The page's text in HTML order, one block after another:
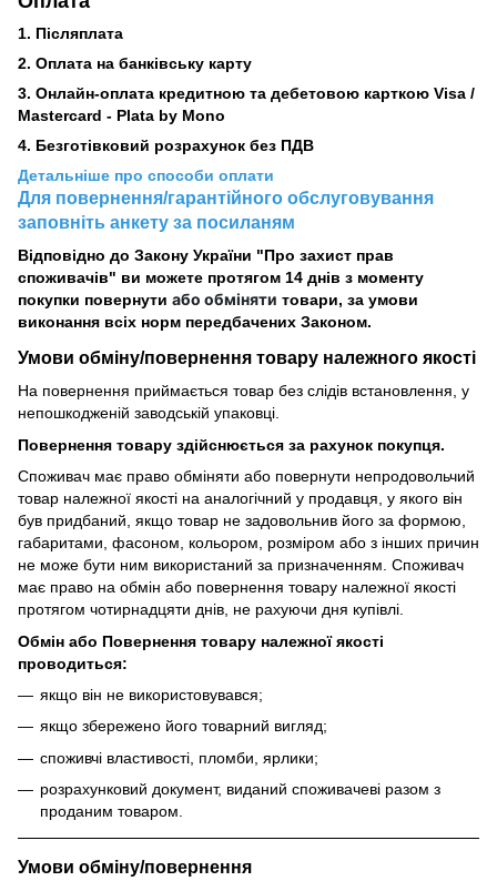
1. Післяплата
2. Оплата на банківську карту
3. Онлайн-оплата кредитною та дебетовою карткою Visa /
Mastercard - Plata by Mono
4. Безготівковий розрахунок без ПДВ
Детальніше про способи оплати
Для повернення/гарантійного обслуговування
заповніть анкету за посиланям
Відповідно до Закону України "Про захист прав
споживачів" ви можете протягом 14 днів з моменту
покупки повернути або обміняти товари, за умови
виконання всіх норм передбачених Законом.
Умови обміну/повернення товару належного якості
На повернення приймається товар без слідів встановлення, у
непошкодженій заводській упаковці.
Повернення товару здійснюється за рахунок покупця.
Споживач має право обміняти або повернути непродовольчий
товар належної якості на аналогічний у продавця, у якого він
був придбаний, якщо товар не задовольнив його за формою,
габаритами, фасоном, кольором, розміром або з інших причин
не може бути ним використаний за призначенням. Споживач
має право на обмін або повернення товару належної якості
протягом чотирнадцяти днів, не рахуючи дня купівлі.
Обмін або Повернення товару належної якості
проводиться:
якщо він не використовувався;
якщо збережено його товарний вигляд;
споживчі властивості, пломби, ярлики;
розрахунковий документ, виданий споживачеві разом з
проданим товаром.
Умови обміну/повернення